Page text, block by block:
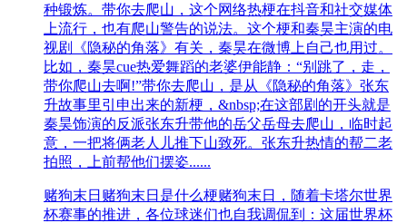
种锻炼。带你去爬山，这个网络热梗在抖音和社交媒体
上流行，也有爬山警告的说法。这个梗和秦昊主演的电
视剧《隐秘的角落》有关，秦昊在微博上自己也用过。
比如，秦昊cue热爱舞蹈的老婆伊能静：“别跳了，走，
带你爬山去啊!”带你去爬山，是从《隐秘的角落》张东
升故事里引申出来的新梗，&nbsp;在这部剧的开头就是
秦昊饰演的反派张东升带他的岳父岳母去爬山，临时起
意，一把将俩老人儿推下山致死。张东升热情的帮二老
拍照，上前帮他们摆姿......
赌狗末日 赌狗末日是什么梗赌狗末日，随着卡塔尔世界
杯赛事的推进，各位球迷们也自我调侃到：这届世界杯